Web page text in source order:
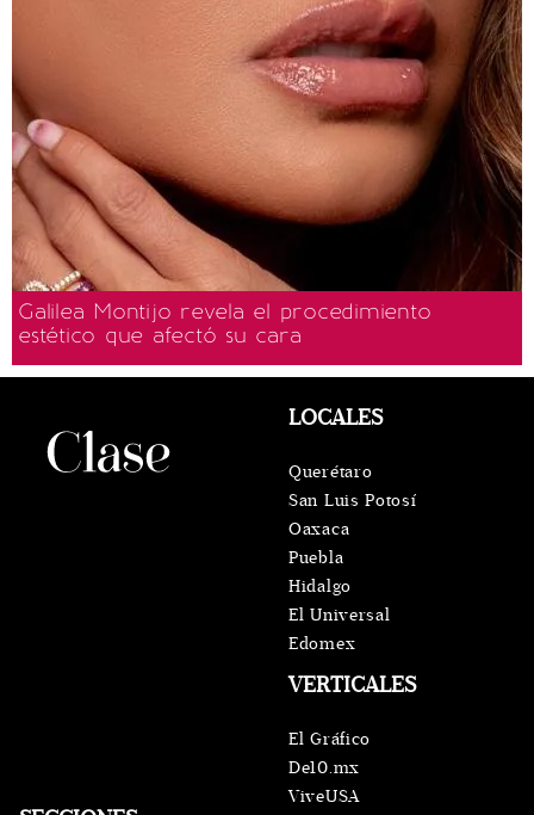
Galilea Montijo revela el procedimiento
estético que afectó su cara
VERTICALES
El Gráfico
De10.mx
ViveUSA
LOCALES
Querétaro
San Luis Potosí
Oaxaca
Puebla
Hidalgo
El Universal
Edomex